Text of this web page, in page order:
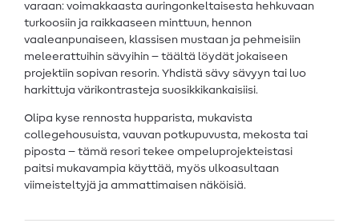
varaan: voimakkaasta auringonkeltaisesta hehkuvaan
turkoosiin ja raikkaaseen minttuun, hennon
vaaleanpunaiseen, klassisen mustaan ja pehmeisiin
meleerattuihin sävyihin – täältä löydät jokaiseen
projektiin sopivan resorin. Yhdistä sävy sävyyn tai luo
harkittuja värikontrasteja suosikkikankaisiisi.
Olipa kyse rennosta hupparista, mukavista
collegehousuista, vauvan potkupuvusta, mekosta tai
piposta – tämä resori tekee ompeluprojekteistasi
paitsi mukavampia käyttää, myös ulkoasultaan
viimeisteltyjä ja ammattimaisen näköisiä.